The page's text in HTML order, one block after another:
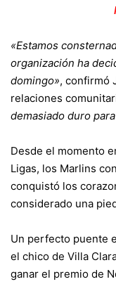
«Estamos
organización ha
domingo», confirmó
relaciones
demasiado duro
Desde el momento
Ligas, los Marlins
conquistó los
considerado una
Un perfecto puente
el chico de Villa
ganar el premio de